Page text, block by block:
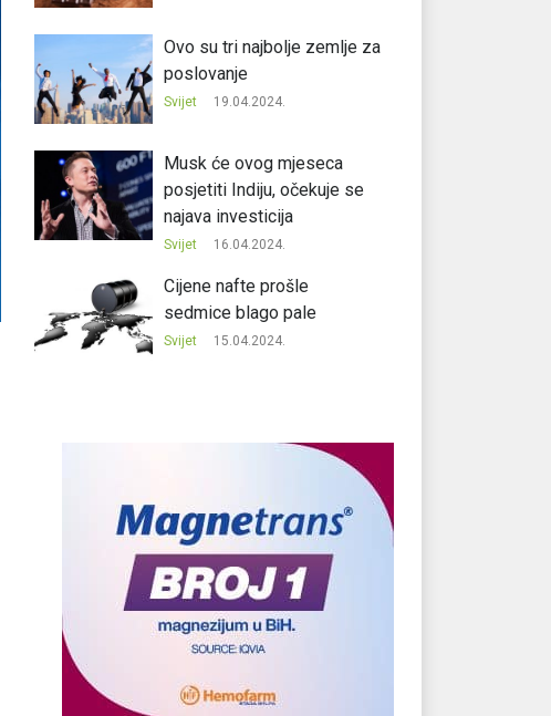
Ovo su tri najbolje zemlje za
poslovanje
Svijet 19.04.2024.
Musk će ovog mjeseca
posjetiti Indiju, očekuje se
najava investicija
Svijet 16.04.2024.
Cijene nafte prošle
sedmice blago pale
Svijet 15.04.2024.